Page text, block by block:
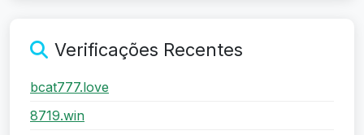
Verificações Recentes
bcat777.love
8719.win